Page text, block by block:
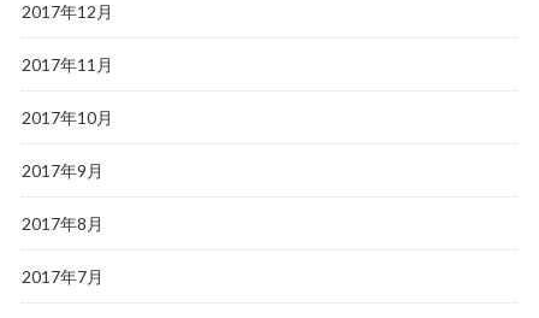
2017年12月
2017年11月
2017年10月
2017年9月
2017年8月
2017年7月